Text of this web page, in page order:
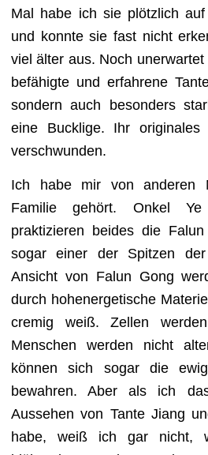
Mal habe ich sie plötzlich
und konnte sie fast nicht
viel älter aus. Noch
befähigte und erfahrene
sondern auch besonders
eine Bucklige. Ihr
verschwunden.
Ich habe mir von anderen
Familie gehört. Onkel
praktizieren beides die
sogar einer der Spitzen
Ansicht von Falun Gong
durch hohenergetische
cremig weiß. Zellen
Menschen werden nicht
können sich sogar die
bewahren. Aber als ich
Aussehen von Tante Jiang
habe, weiß ich gar nicht,